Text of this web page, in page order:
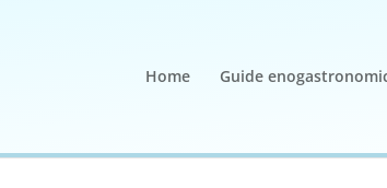
Home Guide